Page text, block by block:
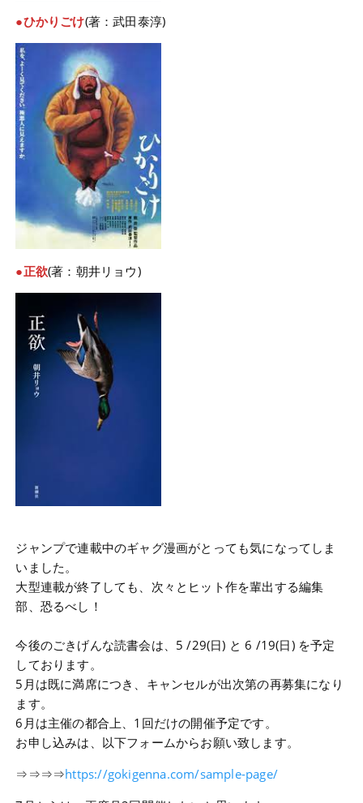
●ひかりごけ(著：武田泰淳)
●正欲(著：朝井リョウ)
ジャンプで連載中のギャグ漫画がとっても気になってしま
いました。
大型連載が終了しても、次々とヒット作を輩出する編集
部、恐るべし！
今後のごきげんな読書会は、5 /29(日) と 6 /19(日) を予定
しております。
5月は既に満席につき、キャンセルが出次第の再募集になり
ます。
6月は主催の都合上、1回だけの開催予定です。
お申し込みは、以下フォームからお願い致します。
⇒⇒⇒⇒https://gokigenna.com/sample-page/